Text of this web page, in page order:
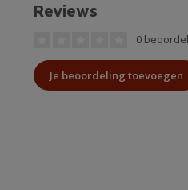
Reviews
0
Je beoordeling toevoegen